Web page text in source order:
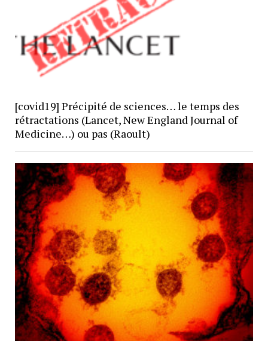
[covid19] Précipité de sciences… le temps des
rétractations (Lancet, New England Journal of
Medicine…) ou pas (Raoult)